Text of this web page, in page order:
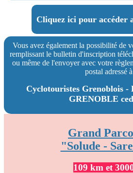
Cliquez ici pour accéder
Vous avez également la possibilité de
remplissant le bulletin d'inscription
ou même de l'envoyer avec votre
postal adressé à
Cyclotouristes Grenoblois -
GRENOBLE
Grand
"Solude -
109 km et